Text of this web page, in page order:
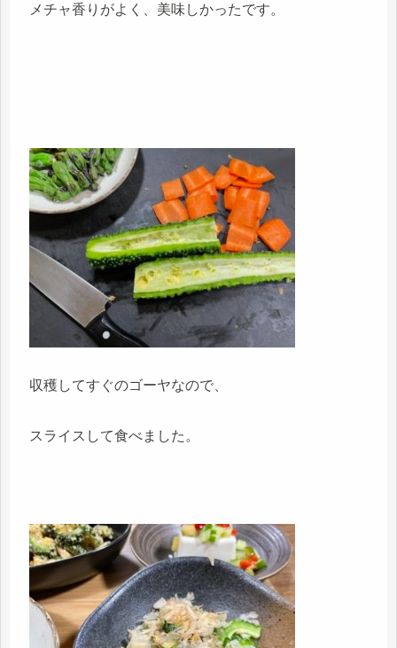
メチャ香りがよく、美味しかったです。
収穫してすぐのゴーヤなので、
スライスして食べました。